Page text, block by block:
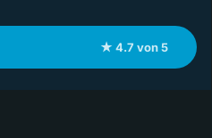
★ 4.7 von 5